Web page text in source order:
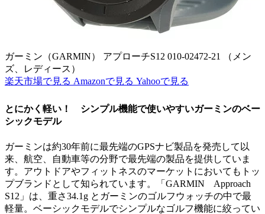
ガーミン（GARMIN） アプローチS12 010-02472-21 （メン
ズ、レディース）
楽天市場で見る Amazonで見る Yahooで見る
とにかく軽い！ シンプル機能で使いやすいガーミンのベー
シックモデル
ガーミンは約30年前に最先端のGPSナビ製品を発売して以
来、航空、自動車等の分野で最先端の製品を提供していま
す。アウトドアやフィットネスのマーケットにおいてもトッ
プブランドとして知られています。「GARMIN Approach
S12」は、重さ34.1g とガーミンのゴルフウォッチの中で最
軽量。ベーシックモデルでシンプルなゴルフ機能に絞ってい